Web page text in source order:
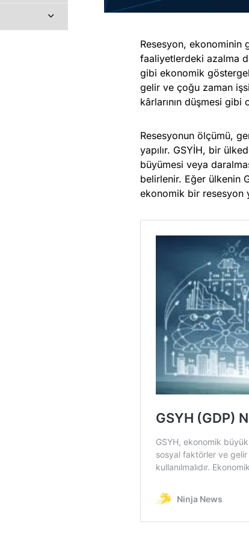
Resesyon, ekonominin
faaliyetlerdeki azalma
gibi ekonomik
gelir ve çoğu zaman
kârlarının düşmesi gibi
Resesyonun ölçümü,
yapılır. GSYİH, bir
büyümesi veya
belirlenir. Eğer ülkenin
ekonomik bir resesyon